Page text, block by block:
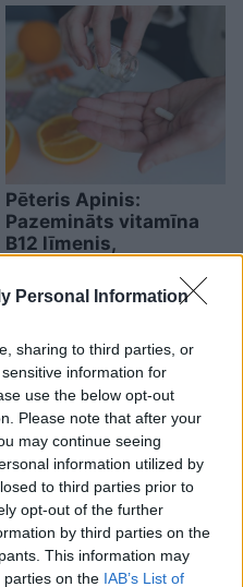
Personal Information
sharing to third parties, or
information for
use the below opt-out
Please note that after your
may continue seeing
information utilized by
to third parties prior to
opt-out of the further
by third parties on the
This information may
parties on the IAB’s List of
Pēteris Apinis:
Pazemināts vitamīna
B12 līmenis,
mitohondriji